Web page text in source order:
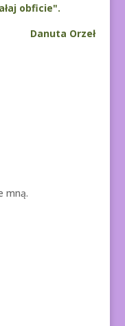
obficie".
Danuta Orzeł
mną.